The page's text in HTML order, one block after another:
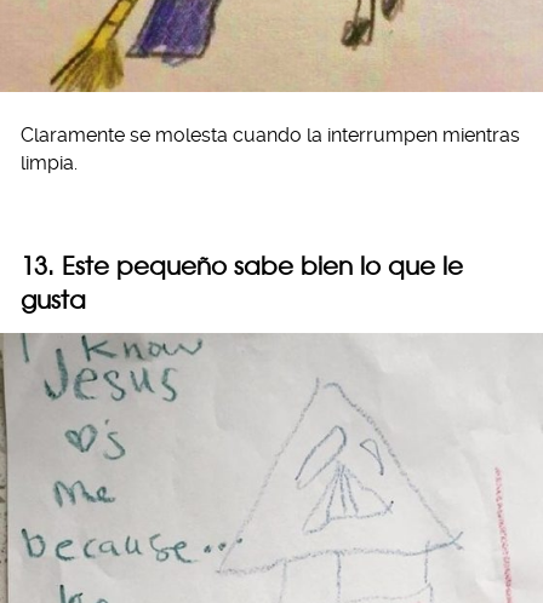
Claramente se molesta cuando la interrumpen mientras
limpia.
13. Este pequeño sabe bien lo que le
gusta